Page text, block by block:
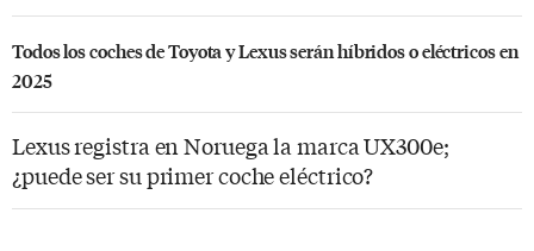
Todos los coches de Toyota y Lexus serán híbridos o eléctricos en
2025
Lexus registra en Noruega la marca UX300e;
¿puede ser su primer coche eléctrico?